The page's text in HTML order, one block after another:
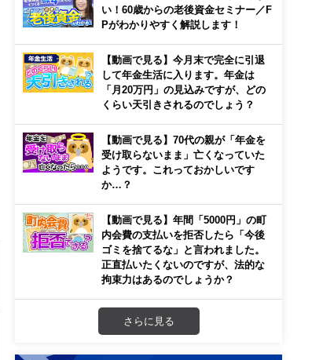
い！60歳からの老後資金セミナー／F
Pがわかりやすく解説します！
【動画で見る】今月末で完全に引退
して年金生活に入ります。年金は
「月20万円」の見込みですが、どの
くらい天引きされるのでしょう？
【動画で見る】70代の親が「年金を
受け取らないまま」亡くなっていた
ようです。これっておかしいです
か…？
【動画で見る】年間「5000円」の町
内会費の支払いを拒否したら「今後
ゴミを捨てるな」と言われました。
正直払いたくないのですが、法的な
拘束力はあるのでしょうか？
さらに見る